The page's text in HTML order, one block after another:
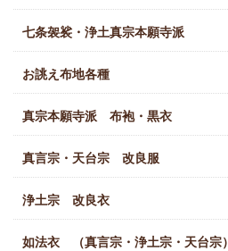
七条袈裟・浄土真宗本願寺派
お誂え布地各種
真宗本願寺派 布袍・黒衣
真言宗・天台宗 改良服
浄土宗 改良衣
如法衣 （真言宗・浄土宗・天台宗）